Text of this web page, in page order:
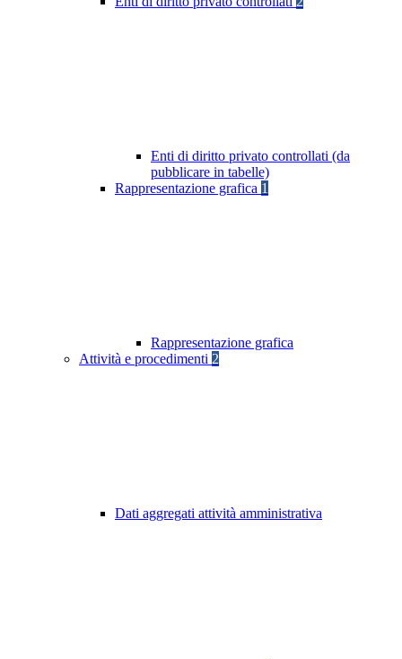
Enti di diritto privato controllati (da
pubblicare in tabelle)
Rappresentazione grafica 1
Rappresentazione grafica
Attività e procedimenti 2
Dati aggregati attività amministrativa